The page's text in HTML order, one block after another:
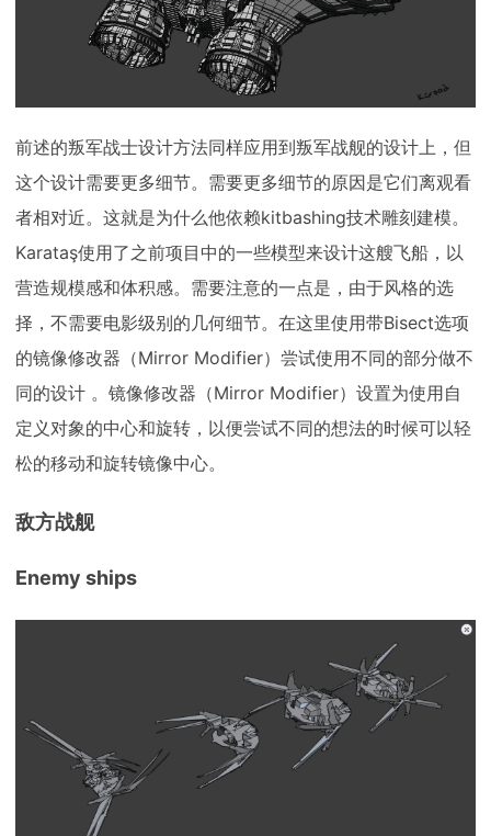
前述的叛军战士设计方法同样应用到叛军战舰的设计上，但
这个设计需要更多细节。需要更多细节的原因是它们离观看
者相对近。这就是为什么他依赖kitbashing技术雕刻建模。
Karataş使用了之前项目中的一些模型来设计这艘飞船，以
营造规模感和体积感。需要注意的一点是，由于风格的选
择，不需要电影级别的几何细节。在这里使用带Bisect选项
的镜像修改器（Mirror Modifier）尝试使用不同的部分做不
同的设计 。镜像修改器（Mirror Modifier）设置为使用自
定义对象的中心和旋转，以便尝试不同的想法的时候可以轻
松的移动和旋转镜像中心。
敌方战舰
Enemy ships